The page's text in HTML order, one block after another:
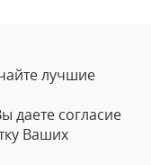
лучшие
даете согласие
Ваших